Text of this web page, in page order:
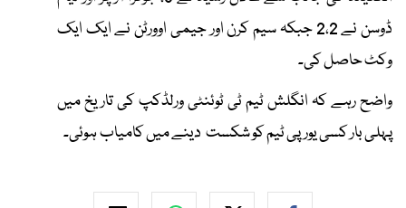
ڈوسن نے 2،2 جبکہ سیم کرن اور جیمی اوورٹن نے ایک ایک
وکٹ حاصل کی۔
واضح رہے کہ انگلش ٹیم ٹی ٹوئنٹی ورلڈکپ کی تاریخ میں
پہلی بار کسی یورپی ٹیم کو شکست دینے میں کامیاب ہوئی۔